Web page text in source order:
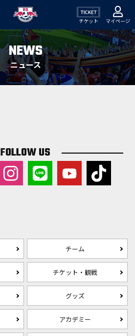
チケット マイページ
NEWS
ニュース
FOLLOW US
チーム
チケット・観戦
グッズ
アカデミー